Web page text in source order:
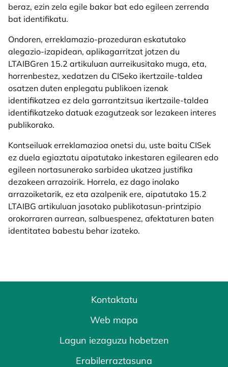
beraz, ezin zela egile bakar bat edo egileen zerrenda
bat identifikatu.
Ondoren, erreklamazio-prozeduran eskatutako
alegazio-izapidean, aplikagarritzat jotzen du
LTAIBGren 15.2 artikuluan aurreikusitako muga, eta,
horrenbestez, xedatzen du CISeko ikertzaile-taldea
osatzen duten enplegatu publikoen izenak
identifikatzea ez dela garrantzitsua ikertzaile-taldea
identifikatzeko datuak ezagutzeak sor lezakeen interes
publikorako.
Kontseiluak erreklamazioa onetsi du, uste baitu CISek
ez duela egiaztatu aipatutako inkestaren egilearen edo
egileen nortasunerako sarbidea ukatzea justifika
dezakeen arrazoirik. Horrela, ez dago inolako
arrazoiketarik, ez eta azalpenik ere, aipatutako 15.2
LTAIBG artikuluan jasotako publikotasun-printzipio
orokorraren aurrean, salbuespenez, afektaturen baten
identitatea babestu behar izateko.
Kontaktatu
Web mapa
Lagun iezaguzu hobetzen
Erabilerraztasuna